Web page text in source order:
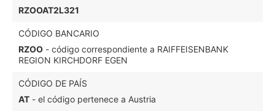
RZOOAT2L321
CÓDIGO BANCARIO
RZOO - código correspondiente a RAIFFEISENBANK
REGION KIRCHDORF EGEN
CÓDIGO DE PAÍS
AT - el código pertenece a Austria